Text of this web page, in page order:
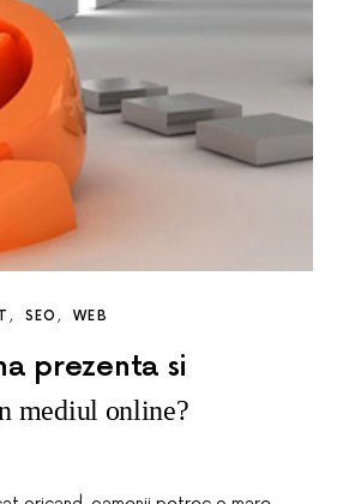
SEO WEB
prezenta si
mediul online?